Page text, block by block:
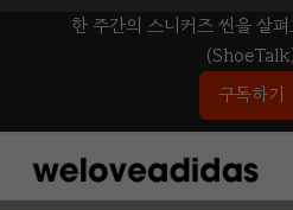
한 주간의 스니커즈 씬을 살
구독하기